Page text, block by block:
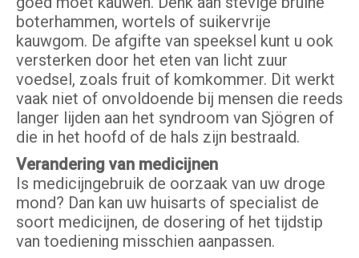
boterhammen, wortels of suikervrije
kauwgom. De afgifte van speeksel kunt u ook
versterken door het eten van licht zuur
voedsel, zoals fruit of komkommer. Dit werkt
vaak niet of onvoldoende bij mensen die reeds
langer lijden aan het syndroom van Sjögren of
die in het hoofd of de hals zijn bestraald.
Verandering van medicijnen
Is medicijngebruik de oorzaak van uw droge
mond? Dan kan uw huisarts of specialist de
soort medicijnen, de dosering of het tijdstip
van toediening misschien aanpassen.